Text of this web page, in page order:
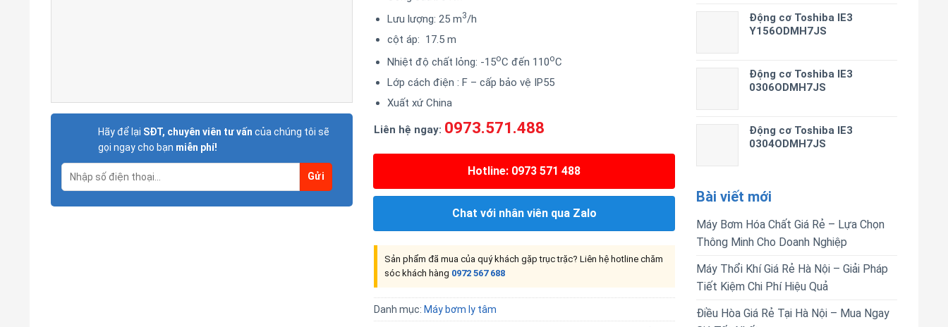
Động cơ Toshiba IE3
Y156ODMH7JS
Động cơ Toshiba IE3
0306ODMH7JS
Động cơ Toshiba IE3
0304ODMH7JS
Bài viết mới
Máy Bơm Hóa Chất Giá Rẻ – Lựa Chọn
Thông Minh Cho Doanh Nghiệp
Máy Thổi Khí Giá Rẻ Hà Nội – Giải Pháp
Tiết Kiệm Chi Phí Hiệu Quả
Điều Hòa Giá Rẻ Tại Hà Nội – Mua Ngay
Hãy để lại SĐT, chuyên viên tư vấn của chúng tôi sẽ
gọi ngay cho bạn miễn phí!
Lưu lượng: 25 m3/h
cột áp: 17.5 m
Nhiệt độ chất lỏng: -15oC đến 110oC
Lớp cách điện : F – cấp bảo vệ IP55
Xuất xứ China
Liên hệ ngay: 0973.571.488
Hotline: 0973 571 488
Chat với nhân viên qua Zalo
Sản phẩm đã mua của quý khách gặp trục trặc? Liên hệ hotline chăm
sóc khách hàng 0972 567 688
Danh mục: Máy bơm ly tâm